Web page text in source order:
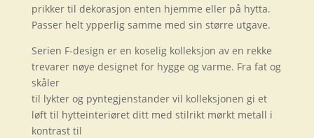
prikker til dekorasjon enten hjemme eller på hytta.
Passer helt ypperlig samme med sin større utgave.
Serien F-design er en koselig kolleksjon av en rekke
trevarer nøye designet for hygge og varme. Fra fat og
skåler
til lykter og pyntegjenstander vil kolleksjonen gi et
løft til hytteinteriøret ditt med stilrikt mørkt metall i
kontrast til